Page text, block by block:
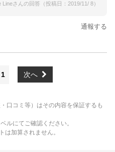
Lineさんの回答（投稿日：2019/11/ 8）
通報する
1 次へ
口コミ等）はその内容を保証するも
ルにてご確認ください。
は加算されません。